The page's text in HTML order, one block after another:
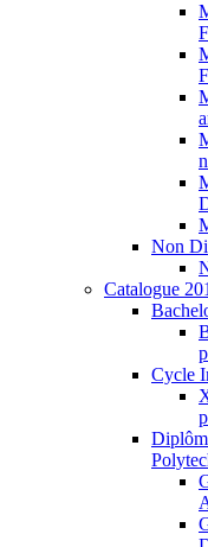
Non
Catalogue
Cycle